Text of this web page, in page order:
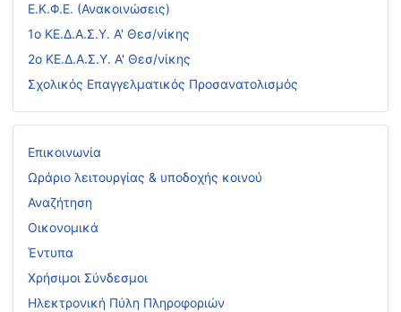
Ε.Κ.Φ.Ε. (Ανακοινώσεις)
1ο ΚΕ.Δ.Α.Σ.Υ. Α' Θεσ/νίκης
2ο ΚΕ.Δ.Α.Σ.Υ. Α' Θεσ/νίκης
Σχολικός Επαγγελματικός Προσανατολισμός
Επικοινωνία
Ωράριο λειτουργίας & υποδοχής κοινού
Αναζήτηση
Οικονομικά
Έντυπα
Χρήσιμοι Σύνδεσμοι
Ηλεκτρονική Πύλη Πληροφοριών